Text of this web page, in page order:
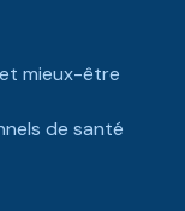
mieux-être
de santé